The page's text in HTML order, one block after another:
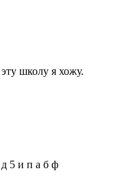
школу я хожу.
д 5 и п а б ф